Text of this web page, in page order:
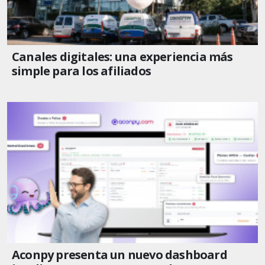
Canales digitales: una experiencia más
simple para los afiliados
Aconpy presenta un nuevo dashboard